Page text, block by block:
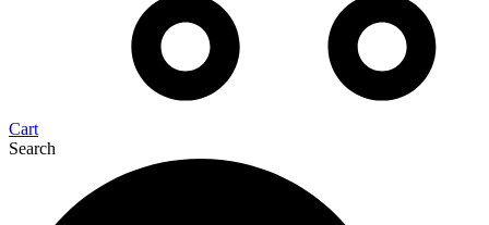
Cart
Search